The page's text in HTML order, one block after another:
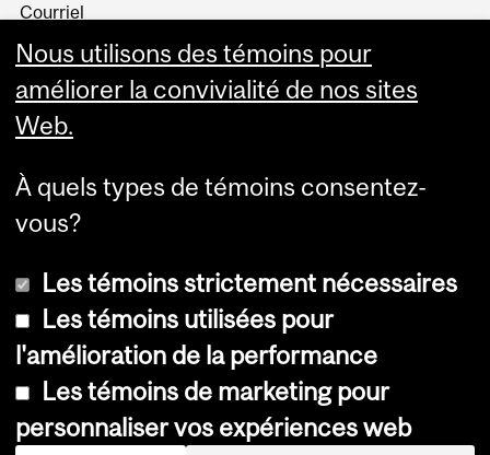
Courriel
Minerva
MyCourses
© Université McGill, 2026
Accessibilité
Nous utilisons des témoins pour
améliorer la convivialité de nos sites
Web.
À quels types de témoins consentez-
vous?
Les témoins strictement nécessaires
Les témoins utilisées pour
l'amélioration de la performance
Les témoins de marketing pour
personnaliser vos expériences web